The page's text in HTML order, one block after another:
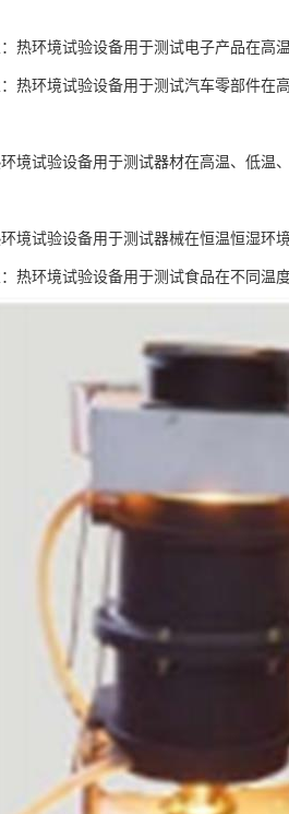
热环境试验设备用于测试电子产品在高
热环境试验设备用于测试汽车零部件在
境试验设备用于测试器材在高温、低温
境试验设备用于测试器械在恒温恒湿环
热环境试验设备用于测试食品在不同温